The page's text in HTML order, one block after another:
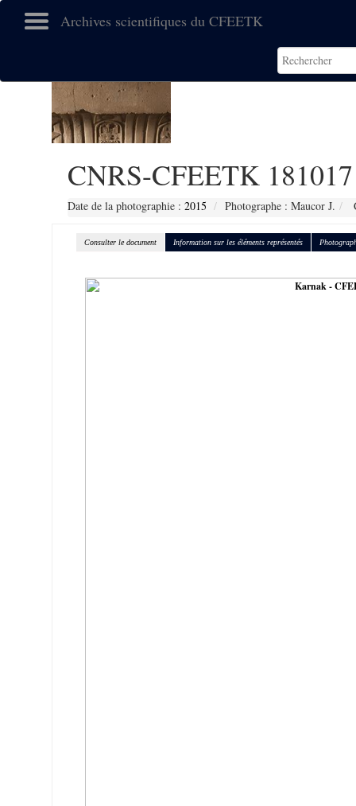
Archives scientifiques du CFEETK
CNRS-CFEETK 181017
Date de la photographie : 2015 Photographe : Maucor J.
Consulter le document Information sur les éléments représentés